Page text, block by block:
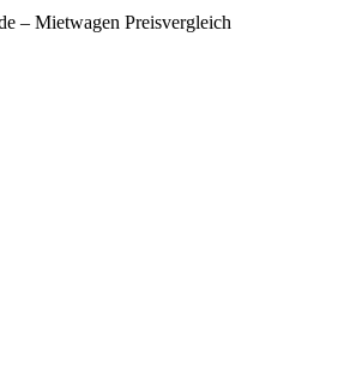
– Mietwagen Preisvergleich